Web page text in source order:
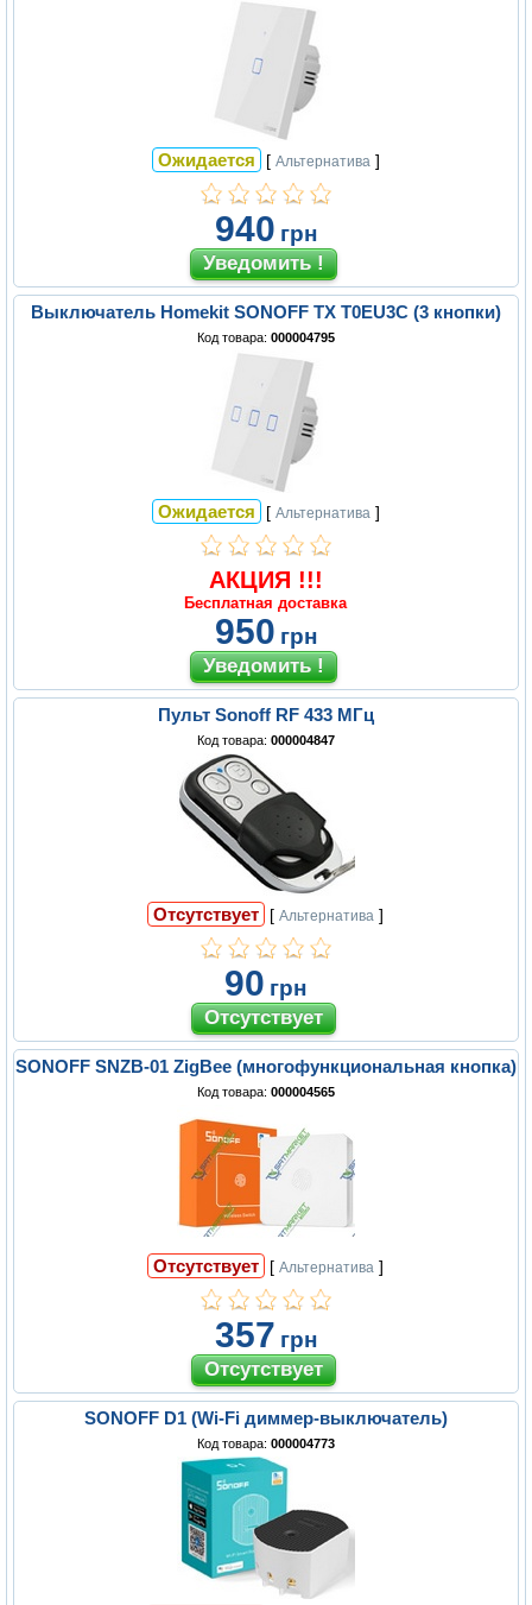
Ожидается [ Альтернатива ]
940 грн
Выключатель Homekit SONOFF TX T0EU3C (3 кнопки)
Код товара: 000004795
Ожидается [ Альтернатива ]
АКЦИЯ !!!
Бесплатная доставка
950 грн
Пульт Sonoff RF 433 МГц
Код товара: 000004847
Отсутствует [Альтернатива ]
90 грн
SONOFF SNZB-01 ZigBee (многофункциональная кнопка)
Код товара: 000004565
Отсутствует [Альтернатива ]
357 грн
SONOFF D1 (Wi-Fi диммер-выключатель)
Код товара: 000004773